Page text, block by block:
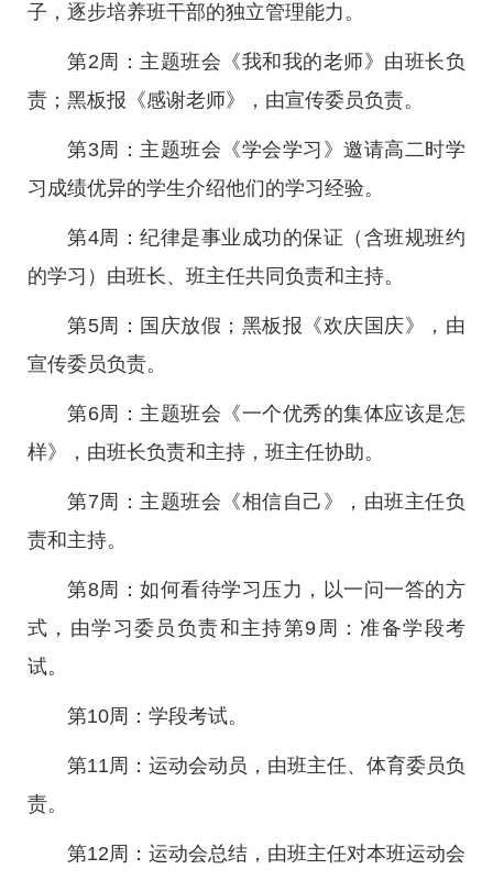
子，逐步培养班干部的独立管理能力。
第2周：主题班会《我和我的老师》由班长负
责；黑板报《感谢老师》，由宣传委员负责。
第3周：主题班会《学会学习》邀请高二时学
习成绩优异的学生介绍他们的学习经验。
第4周：纪律是事业成功的保证（含班规班约
的学习）由班长、班主任共同负责和主持。
第5周：国庆放假；黑板报《欢庆国庆》，由
宣传委员负责。
第6周：主题班会《一个优秀的集体应该是怎
样》，由班长负责和主持，班主任协助。
第7周：主题班会《相信自己》，由班主任负
责和主持。
第8周：如何看待学习压力，以一问一答的方
式，由学习委员负责和主持第9周：准备学段考
试。
第10周：学段考试。
第11周：运动会动员，由班主任、体育委员负
责。
第12周：运动会总结，由班主任对本班运动会